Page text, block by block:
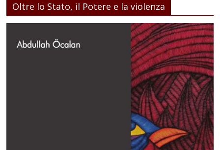
Oltre lo Stato, il Potere e la violenza